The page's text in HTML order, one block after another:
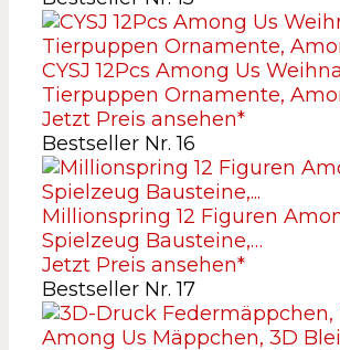
CYSJ 12Pcs Among Us
Tierpuppen Ornamente,
Jetzt Preis ansehen*
Bestseller Nr. 16
Millionspring 12 Figuren
Spielzeug Bausteine,…
Jetzt Preis ansehen*
Bestseller Nr. 17